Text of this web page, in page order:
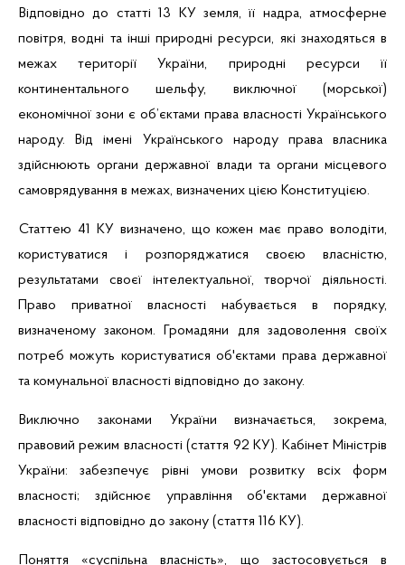
Відповідно до статті 13 КУ земля, її надра, атмосферне
повітря, водні та інші природні ресурси, які знаходяться в
межах території України, природні ресурси її
континентального шельфу, виключної (морської)
економічної зони є об’єктами права власності Українського
народу. Від імені Українського народу права власника
здійснюють органи державної влади та органи місцевого
самоврядування в межах, визначених цією Конституцією.
Статтею 41 КУ визначено, що кожен має право володіти,
користуватися і розпоряджатися своєю власністю,
результатами своєї інтелектуальної, творчої діяльності.
Право приватної власності набувається в порядку,
визначеному законом. Громадяни для задоволення своїх
потреб можуть користуватися об'єктами права державної
та комунальної власності відповідно до закону.
Виключно законами України визначається, зокрема,
правовий режим власності (стаття 92 КУ). Кабінет Міністрів
України: забезпечує рівні умови розвитку всіх форм
власності; здійснює управління об'єктами державної
власності відповідно до закону (стаття 116 КУ).
Поняття «суспільна власність», що застосовується в